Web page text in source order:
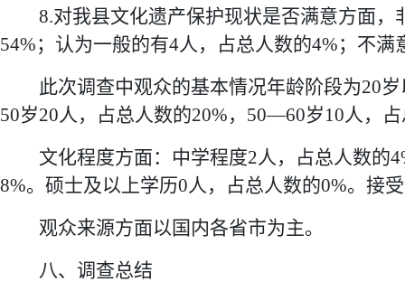
8.对我县文化遗产保护现状是否满意方面，
54%；认为一般的有4人，占总人数的4%；不
此次调查中观众的基本情况年龄阶段为20
50岁20人，占总人数的20%，50—60岁10人，
文化程度方面：中学程度2人，占总人数的4
8%。硕士及以上学历0人，占总人数的0%。 接
观众来源方面以国内各省市为主。
八、调查总结